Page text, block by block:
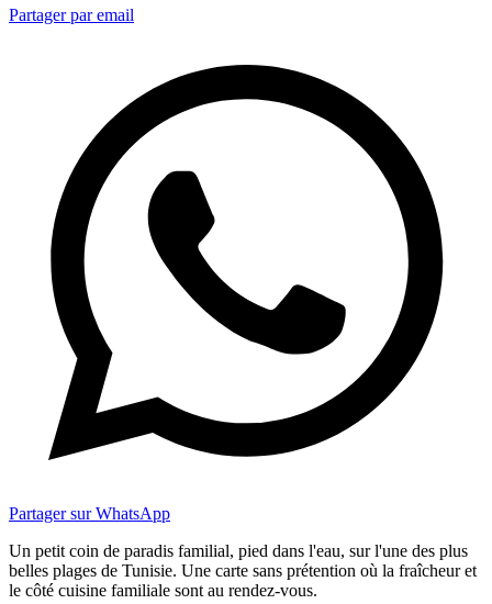
Partager par email
Partager sur WhatsApp
Un petit coin de paradis familial, pied dans l'eau, sur l'une des plus
belles plages de Tunisie. Une carte sans prétention où la fraîcheur et
le côté cuisine familiale sont au rendez-vous.